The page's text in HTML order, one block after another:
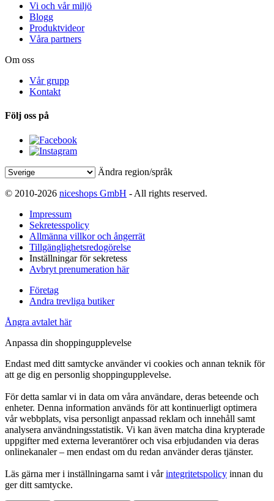
Vi och vår miljö
Blogg
Produktvideor
Våra partners
Om oss
Vår grupp
Kontakt
Följ oss på
Ändra region/språk
© 2010-2026 niceshops GmbH - All rights reserved.
Impressum
Sekretesspolicy
Allmänna villkor och ångerrät
Tillgänglighetsredogörelse
Inställningar för sekretess
Avbryt prenumeration här
Företag
Andra trevliga butiker
Ångra avtalet här
Anpassa din shoppingupplevelse
Endast med ditt samtycke använder vi cookies och annan teknik för
att ge dig en personlig shoppingupplevelse.
För detta samlar vi in data om våra användare, deras beteende och
enheter. Denna information används för att kontinuerligt optimera
vår webbplats, visa personligt anpassad reklam och innehåll samt
analysera användningsstatistik. Vi kan även matcha dina krypterade
uppgifter med externa leverantörer och visa erbjudanden via deras
onlinekanaler – men endast om du redan använder deras tjänster.
Läs gärna mer i inställningarna samt i vårintegritetspolicy innan du
ger ditt samtycke.